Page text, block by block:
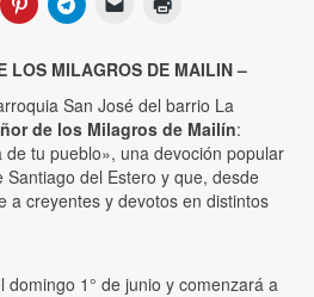
LOS MILAGROS DE MAILIN –
San José del barrio La
de los Milagros de Mailín:
tu pueblo», una devoción popular
del Estero y que, desde
a creyentes y devotos en distintos
domingo 1° de junio y comenzará a